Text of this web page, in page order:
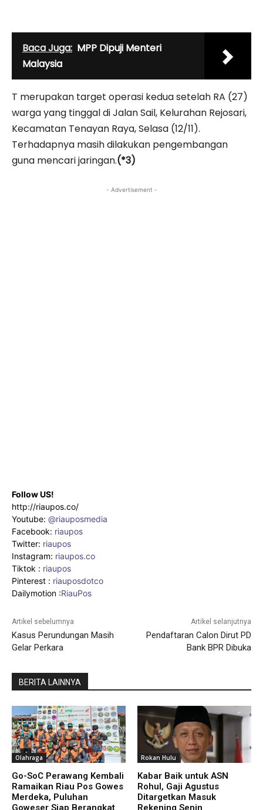
Baca Juga: MPP Dipuji Menteri
Malaysia
T merupakan target operasi kedua setelah RA (27)
warga yang tinggal di Jalan Sail, Kelurahan Rejosari,
Kecamatan Tenayan Raya, Selasa (12/11).
Terhadapnya masih dilakukan pengembangan
guna mencari jaringan.(*3)
- Advertisement -
Follow US!
http://riaupos.co/
Youtube: @riauposmedia
Facebook: riaupos
Twitter: riaupos
Instagram: riaupos.co
Tiktok : riaupos
Pinterest : riauposdotco
Dailymotion :RiauPos
Artikel sebelumnya
Kasus Perundungan Masih
Gelar Perkara
Artikel selanjutnya
Pendaftaran Calon Dirut PD
Bank BPR Dibuka
BERITA LAINNYA
Olahraga
Go-SoC Perawang Kembali
Ramaikan Riau Pos Gowes
Merdeka, Puluhan
Goweser Siap Berangkat
Rokan Hulu
Kabar Baik untuk ASN
Rohul, Gaji Agustus
Ditargetkan Masuk
Rekening Senin